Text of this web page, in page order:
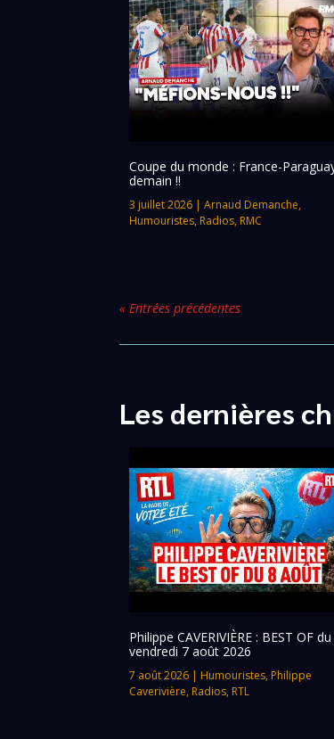
Coupe du monde : France-
demain !!
3 juillet 2026 |Arnaud Demanche,
Humouristes, Radios, RMC
« Entrées précédentes
Les dernières
Philippe CAVERIVIÈRE : BEST OF du
vendredi 7 août 2026
7 août 2026 | Humouristes, Philippe
Caverivière, Radios, RTL